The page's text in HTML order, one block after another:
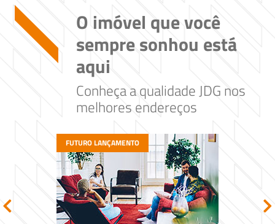
O imóvel que você
sempre sonhou está
aqui
Conheça a qualidade JDG nos
melhores endereços
FUTURO LANÇAMENTO